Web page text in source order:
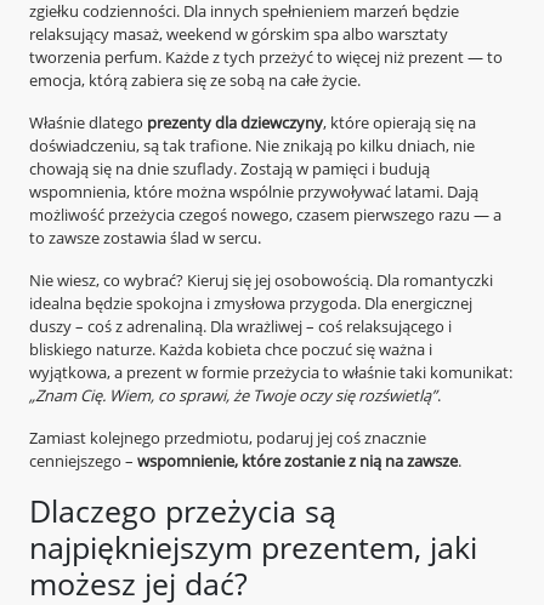
zgiełku codzienności. Dla innych spełnieniem marzeń będzie
relaksujący masaż, weekend w górskim spa albo warsztaty
tworzenia perfum. Każde z tych przeżyć to więcej niż prezent — to
emocja, którą zabiera się ze sobą na całe życie.
Właśnie dlatego prezenty dla dziewczyny, które opierają się na
doświadczeniu, są tak trafione. Nie znikają po kilku dniach, nie
chowają się na dnie szuflady. Zostają w pamięci i budują
wspomnienia, które można wspólnie przywoływać latami. Dają
możliwość przeżycia czegoś nowego, czasem pierwszego razu — a
to zawsze zostawia ślad w sercu.
Nie wiesz, co wybrać? Kieruj się jej osobowością. Dla romantyczki
idealna będzie spokojna i zmysłowa przygoda. Dla energicznej
duszy – coś z adrenaliną. Dla wrażliwej – coś relaksującego i
bliskiego naturze. Każda kobieta chce poczuć się ważna i
wyjątkowa, a prezent w formie przeżycia to właśnie taki komunikat:
„Znam Cię. Wiem, co sprawi, że Twoje oczy się rozświetlą”.
Zamiast kolejnego przedmiotu, podaruj jej coś znacznie
cenniejszego – wspomnienie, które zostanie z nią na zawsze.
Dlaczego przeżycia są
najpiękniejszym prezentem, jaki
możesz jej dać?